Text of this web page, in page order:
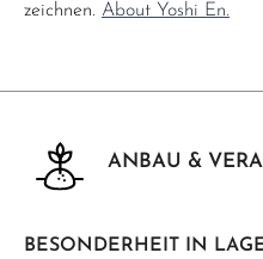
zeichnen. About Yoshi En.
ANBAU &
BESONDERHEIT IN